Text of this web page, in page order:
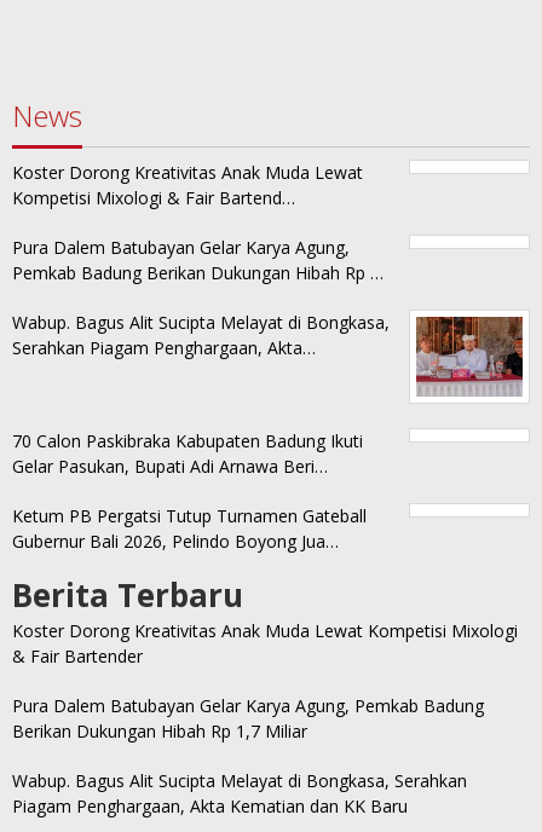
News
Koster Dorong Kreativitas Anak Muda Lewat
Kompetisi Mixologi & Fair Bartend…
Pura Dalem Batubayan Gelar Karya Agung,
Pemkab Badung Berikan Dukungan Hibah Rp …
Wabup. Bagus Alit Sucipta Melayat di Bongkasa,
Serahkan Piagam Penghargaan, Akta…
70 Calon Paskibraka Kabupaten Badung Ikuti
Gelar Pasukan, Bupati Adi Arnawa Beri…
Ketum PB Pergatsi Tutup Turnamen Gateball
Gubernur Bali 2026, Pelindo Boyong Jua…
Berita Terbaru
Koster Dorong Kreativitas Anak Muda Lewat Kompetisi Mixologi
& Fair Bartender
Pura Dalem Batubayan Gelar Karya Agung, Pemkab Badung
Berikan Dukungan Hibah Rp 1,7 Miliar
Wabup. Bagus Alit Sucipta Melayat di Bongkasa, Serahkan
Piagam Penghargaan, Akta Kematian dan KK Baru